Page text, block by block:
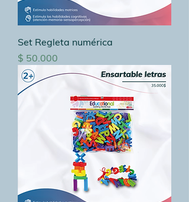
Set Regleta numérica
Precio
$ 50.000